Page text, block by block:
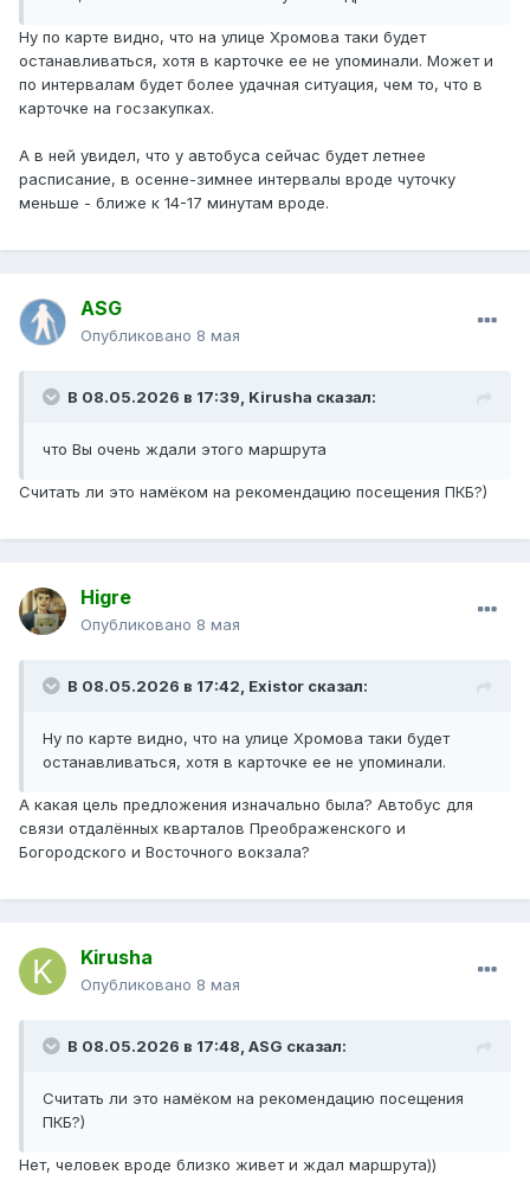
Ну по карте видно, что на улице Хромова таки будет
останавливаться, хотя в карточке ее не упоминали. Может и
по интервалам будет более удачная ситуация, чем то, что в
карточке на госзакупках.
А в ней увидел, что у автобуса сейчас будет летнее
расписание, в осенне-зимнее интервалы вроде чуточку
меньше - ближе к 14-17 минутам вроде.
ASG
Опубликовано 8 мая
В 08.05.2026 в 17:39, Kirusha сказал:
что Вы очень ждали этого маршрута
Считать ли это намёком на рекомендацию посещения ПКБ?)
Higre
Опубликовано 8 мая
В 08.05.2026 в 17:42, Existor сказал:
Ну по карте видно, что на улице Хромова таки будет
останавливаться, хотя в карточке ее не упоминали.
А какая цель предложения изначально была? Автобус для
связи отдалённых кварталов Преображенского и
Богородского и Восточного вокзала?
Kirusha
Опубликовано 8 мая
В 08.05.2026 в 17:48, ASG сказал:
Считать ли это намёком на рекомендацию посещения
ПКБ?)
Нет, человек вроде близко живет и ждал маршрута))